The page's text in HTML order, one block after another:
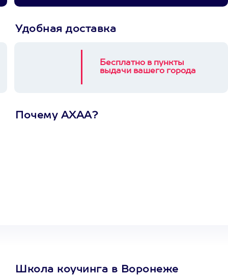
Удобная доставка
Бесплатно в пункты
выдачи вашего города
Почему АХАА?
Школа коучинга в Воронеже